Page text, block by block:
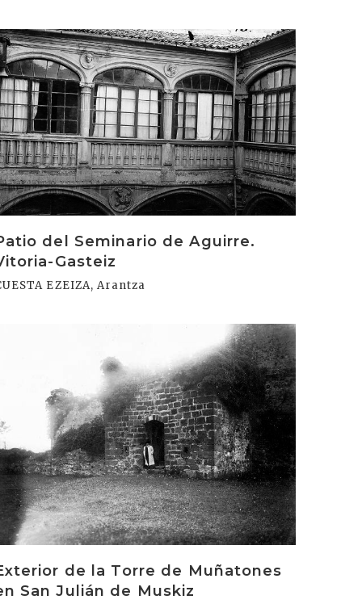
del Seminario de Aguirre.
Gasteiz
EZEIZA, Arantza
de la Torre de Muñatones
San Julián de Muskiz